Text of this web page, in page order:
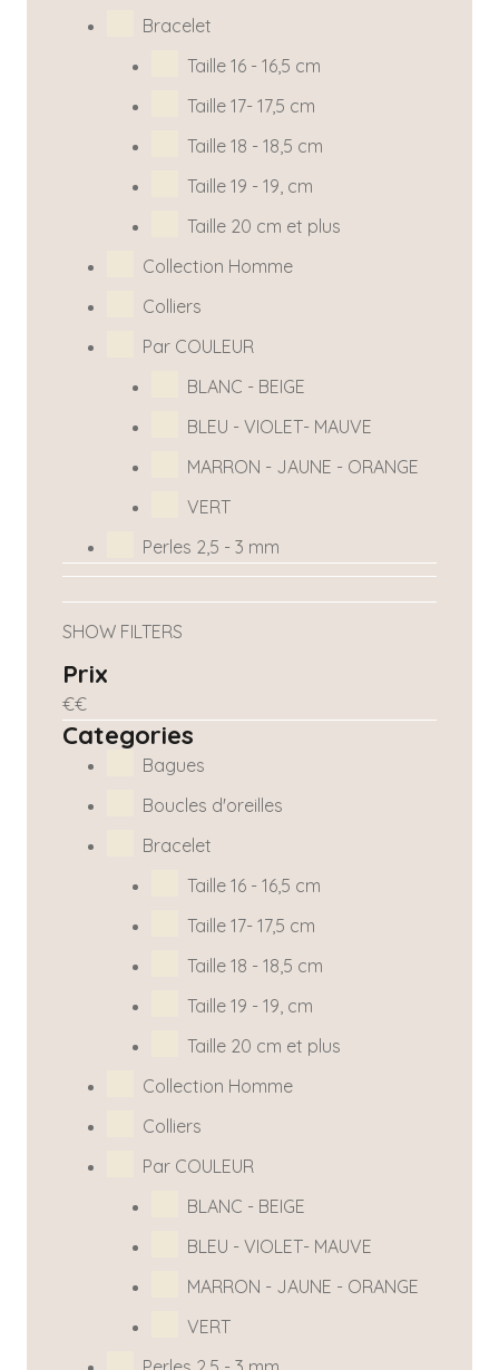
Bracelet
Taille 16 - 16,5 cm
Taille 17- 17,5 cm
Taille 18 - 18,5 cm
Taille 19 - 19, cm
Taille 20 cm et plus
Collection Homme
Colliers
Par COULEUR
BLANC - BEIGE
BLEU - VIOLET- MAUVE
MARRON - JAUNE - ORANGE
VERT
Perles 2,5 - 3 mm
SHOW FILTERS
Prix
€€
Categories
Bagues
Boucles d'oreilles
Bracelet
Taille 16 - 16,5 cm
Taille 17- 17,5 cm
Taille 18 - 18,5 cm
Taille 19 - 19, cm
Taille 20 cm et plus
Collection Homme
Colliers
Par COULEUR
BLANC - BEIGE
BLEU - VIOLET- MAUVE
MARRON - JAUNE - ORANGE
VERT